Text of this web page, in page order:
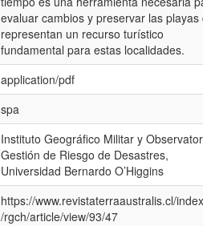
evaluar cambios y preservar las playas
representan un recurso turístico
fundamental para estas localidades.
application/pdf
spa
Instituto Geográfico Militar y Observatorio
Gestión de Riesgo de Desastres,
Universidad Bernardo O’Higgins
https://www.revistaterraaustralis.cl/
/rgch/article/view/93/47